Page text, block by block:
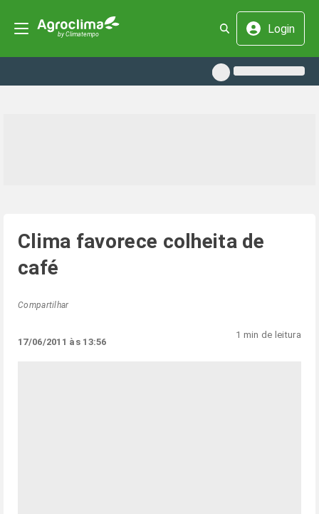
Login
Clima favorece colheita de
café
Compartilhar
17/06/2011 às 13:56
1 min de leitura